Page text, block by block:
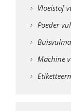
Vloeistof
Poeder
Machine